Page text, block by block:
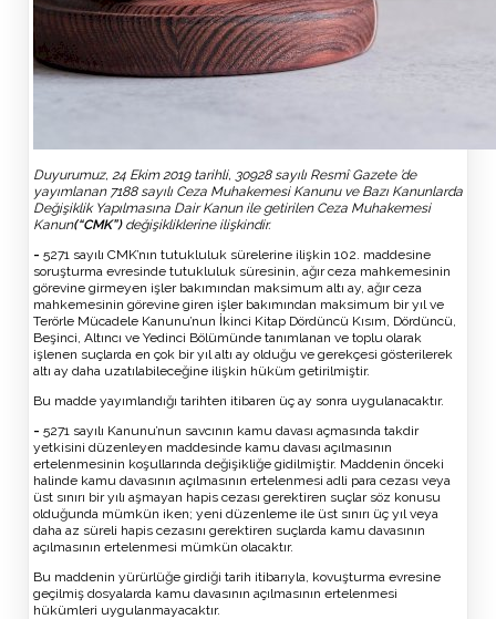
Duyurumuz, 24 Ekim 2019 tarihli, 30928 sayılı Resmî Gazete ’de
yayımlanan 7188 sayılı Ceza Muhakemesi Kanunu ve Bazı Kanunlarda
Değişiklik Yapılmasına Dair Kanun ile getirilen Ceza Muhakemesi
Kanun(“CMK”) değişikliklerine ilişkindir.
- 5271 sayılı CMK’nın tutukluluk sürelerine ilişkin 102. maddesine
soruşturma evresinde tutukluluk süresinin, ağır ceza mahkemesinin
görevine girmeyen işler bakımından maksimum altı ay, ağır ceza
mahkemesinin görevine giren işler bakımından maksimum bir yıl ve
Terörle Mücadele Kanunu’nun İkinci Kitap Dördüncü Kısım, Dördüncü,
Beşinci, Altıncı ve Yedinci Bölümünde tanımlanan ve toplu olarak
işlenen suçlarda en çok bir yıl altı ay olduğu ve gerekçesi gösterilerek
altı ay daha uzatılabileceğine ilişkin hüküm getirilmiştir.
Bu madde yayımlandığı tarihten itibaren üç ay sonra uygulanacaktır.
- 5271 sayılı Kanunu’nun savcının kamu davası açmasında takdir
yetkisini düzenleyen maddesinde kamu davası açılmasının
ertelenmesinin koşullarında değişikliğe gidilmiştir. Maddenin önceki
halinde kamu davasının açılmasının ertelenmesi adli para cezası veya
üst sınırı bir yılı aşmayan hapis cezası gerektiren suçlar söz konusu
olduğunda mümkün iken; yeni düzenleme ile üst sınırı üç yıl veya
daha az süreli hapis cezasını gerektiren suçlarda kamu davasının
açılmasının ertelenmesi mümkün olacaktır.
Bu maddenin yürürlüğe girdiği tarih itibarıyla, kovuşturma evresine
geçilmiş dosyalarda kamu davasının açılmasının ertelenmesi
hükümleri uygulanmayacaktır.